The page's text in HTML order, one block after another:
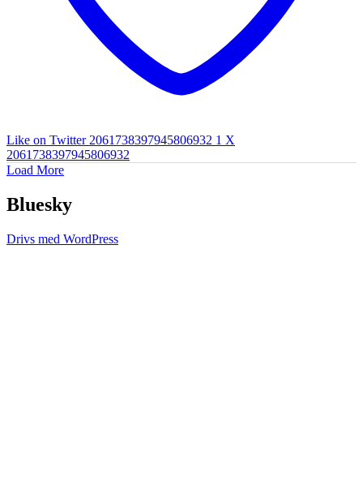
Like on Twitter 2061738397945806932 1 X
2061738397945806932
Load More
Bluesky
Drivs med WordPress